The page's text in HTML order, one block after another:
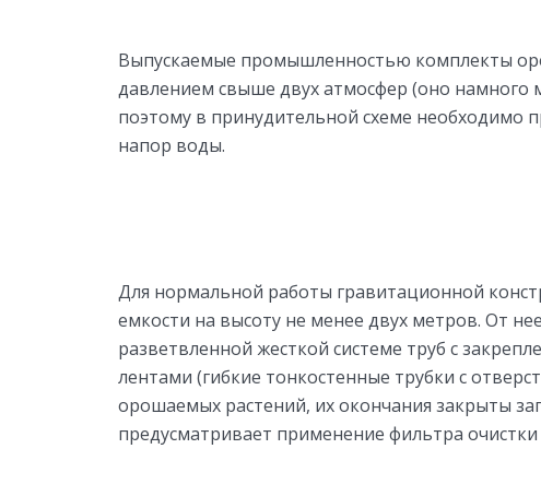
Выпускаемые промышленностью комплекты
давлением свыше двух атмосфер (оно намного
поэтому в принудительной схеме необходимо
напор воды.
Для нормальной работы гравитационной
емкости на высоту не менее двух метров. От
разветвленной жесткой системе труб с
лентами (гибкие тонкостенные трубки с
орошаемых растений, их окончания закрыты
предусматривает применение фильтра